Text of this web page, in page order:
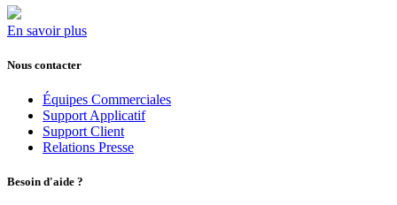
En savoir plus
Nous contacter
Équipes Commerciales
Support Applicatif
Support Client
Relations Presse
Besoin d'aide ?